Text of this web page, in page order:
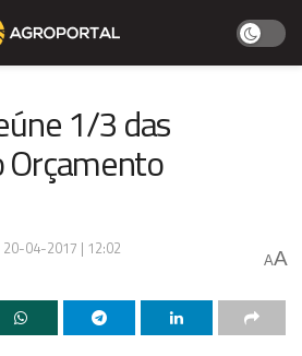
1/3 das
Orçamento
20-04-2017 | 12:02
AA